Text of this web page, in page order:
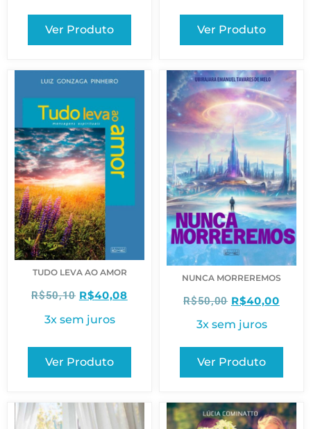
Ver Produto Ver Produto
TUDO LEVA AO AMOR
R$50,10 R$40,08
3x sem juros
Ver Produto
NUNCA MORREREMOS
R$50,00 R$40,00
3x sem juros
Ver Produto